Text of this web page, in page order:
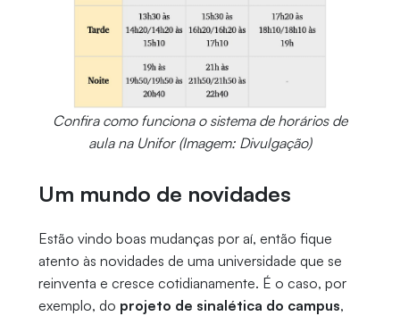
Confira como funciona o sistema de horários de
aula na Unifor (Imagem: Divulgação)
Um mundo de novidades
Estão vindo boas mudanças por aí, então fique
atento às novidades de uma universidade que se
reinventa e cresce cotidianamente. É o caso, por
exemplo, do projeto de sinalética do campus,